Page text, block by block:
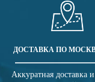
ДОСТАВКА ПО
Аккуратная доставка